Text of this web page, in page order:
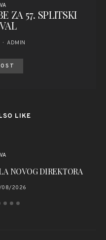
ZA 57. SPLITSKI
ADMIN
LIKE
NOVOG DIREKTORA
2026